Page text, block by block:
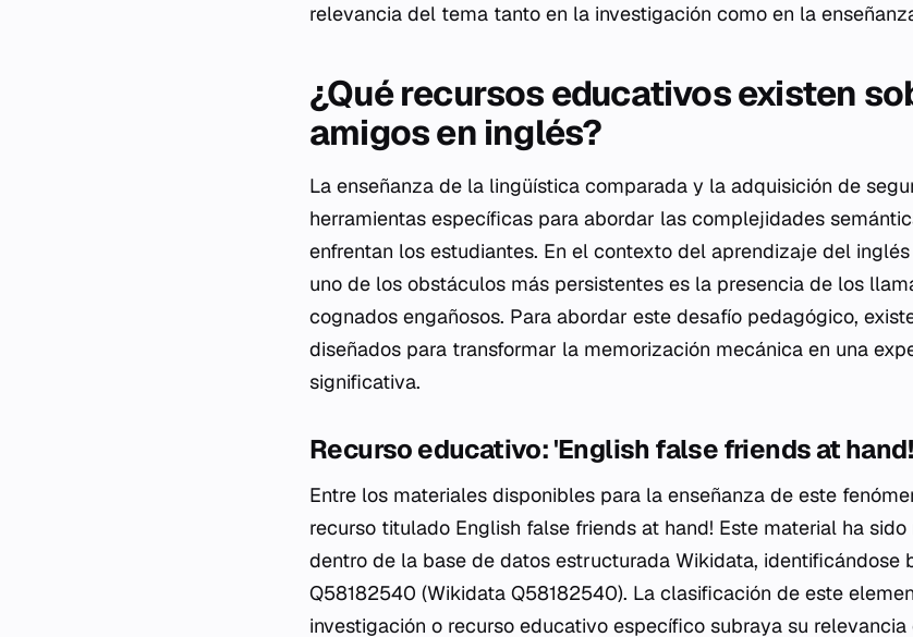
relevancia del tema tanto en la investigación como en la
¿Qué recursos educativos existen
amigos en inglés?
La enseñanza de la lingüística comparada y la adquisición de
herramientas específicas para abordar las complejidades
enfrentan los estudiantes. En el contexto del aprendizaje del
uno de los obstáculos más persistentes es la presencia de los
cognados engañosos. Para abordar este desafío pedagógico,
diseñados para transformar la memorización mecánica en una
significativa.
Recurso educativo: 'English false friends at
Entre los materiales disponibles para la enseñanza de este
recurso titulado English false friends at hand! Este material ha
dentro de la base de datos estructurada Wikidata, identificándose
Q58182540 (Wikidata Q58182540). La clasificación de este
investigación o recurso educativo específico subraya su